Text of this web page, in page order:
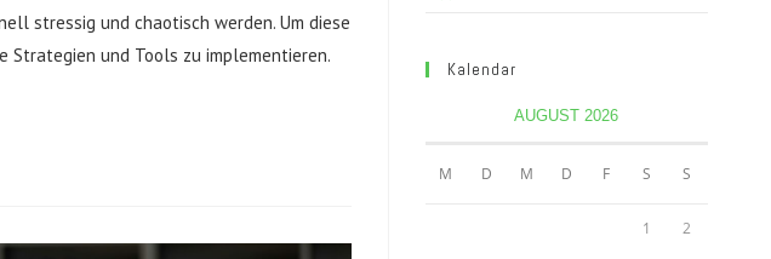
stressig und chaotisch werden. Um diese
Strategien und Tools zu implementieren.
Kalendar
AUGUST 2026
M D M D F S S
1 2